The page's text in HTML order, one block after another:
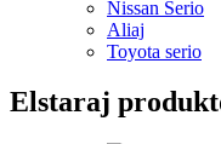
Nissan Serio
Aliaj
Toyota serio
Elstaraj